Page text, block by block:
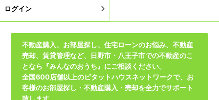
ログイン
不動産購入、お部屋探し、住宅ローンのお悩み、不動産
売却、賃貸管理など、日野市・八王子市での不動産のこ
となら『みんなのおうち』にご相談ください。
全国600店舗以上のピタットハウスネットワークで、お
客様のお部屋探し・不動産購入・売却を全力でサポート